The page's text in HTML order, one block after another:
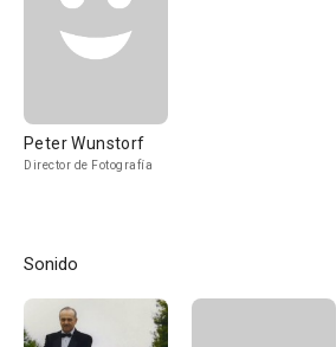
Peter Wunstorf
Director de Fotografía
Sonido